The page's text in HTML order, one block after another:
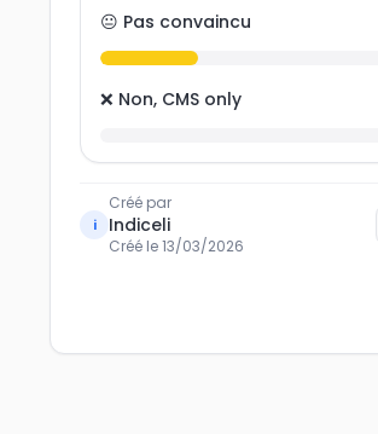
😐 Pas convaincu
❌ Non, CMS only
i
Créé par
Indiceli
Créé le13/03/2026